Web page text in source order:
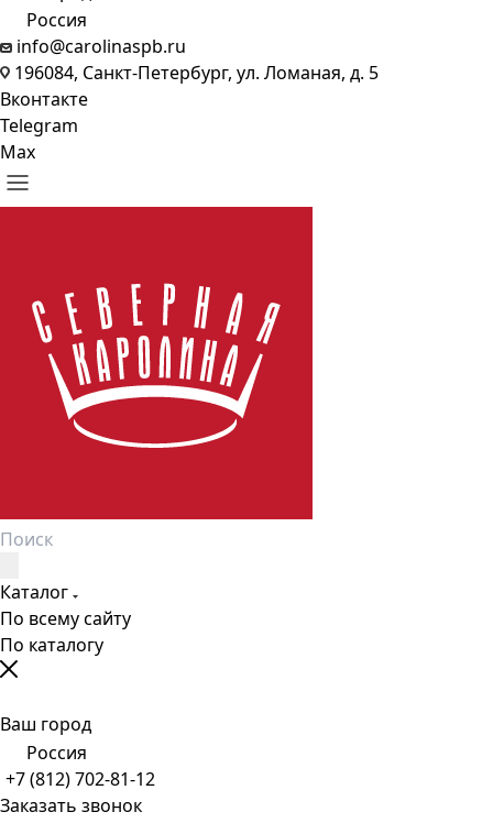
Россия
info@carolinaspb.ru
196084, Санкт-Петербург, ул. Ломаная, д. 5
Вконтакте
Telegram
Max
Каталог
По всему сайту
По каталогу
Ваш город
Россия
+7 (812) 702-81-12
Заказать звонок